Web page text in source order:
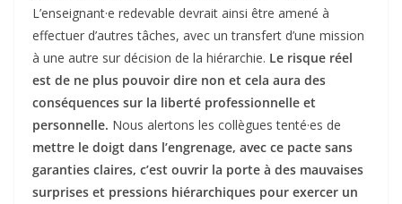
L’enseignant·e redevable devrait ainsi être amené à
effectuer d’autres tâches, avec un transfert d’une mission
à une autre sur décision de la hiérarchie. Le risque réel
est de ne plus pouvoir dire non et cela aura des
conséquences sur la liberté professionnelle et
personnelle. Nous alertons les collègues tenté·es de
mettre le doigt dans l’engrenage, avec ce pacte sans
garanties claires, c’est ouvrir la porte à des mauvaises
surprises et pressions hiérarchiques pour exercer un